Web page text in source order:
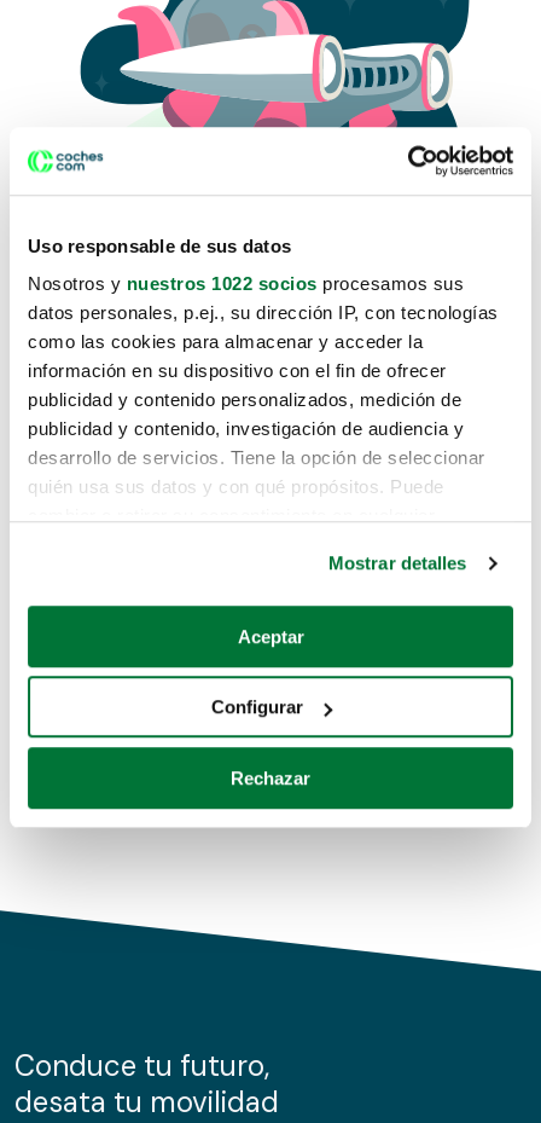
Uso responsable de sus datos
Nosotros y nuestros 1022 socios procesamos sus
datos personales, p.ej., su dirección IP, con tecnologías
como las cookies para almacenar y acceder la
información en su dispositivo con el fin de ofrecer
publicidad y contenido personalizados, medición de
publicidad y contenido, investigación de audiencia y
desarrollo de servicios. Tiene la opción de seleccionar
quién usa sus datos y con qué propósitos. Puede
Si lo permite, también quisiéramos:
Recopilar información sobre su ubicación geográfica
Identificar su dispositivo analizándolo activamente
para buscar características específicas (huellas
Obtenga más información sobre cómo se procesan sus
de cookies.
información sobre el uso que haga del sitio web con
nuestros partners de redes sociales, publicidad y análisis
Mostrar detalles
Aceptar
Configurar
Rechazar
Lo sentimos, no sabemos como
te hemos traido hasta aquí.
Pero puedes encontrar el coche que estás
buscando en alguno de estos enlaces:
Coches de segunda mano
Coches de km0
Conduce tu futuro,
desata tu movilidad